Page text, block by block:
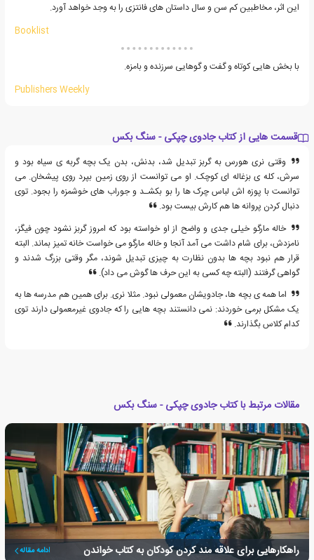
این اثر، مخاطبین کم سن و سال داستان های فانتزی را به وجد خواهد آورد.
Booklist
با بخش هایی کوتاه و گفت و گوهایی سرزنده و بامزه.
Publishers Weekly
قسمت هایی از کتاب جادوی چپکی - سنگ بکس
وقتی نری هورس به گربز تبدیل شد، بدنش، بدن یک بچه گربه ی سیاه بود و
سرش، کله ی بزغاله ای کوچک. او می توانست از روی زمین بپرد روی پیشخان. می
توانست با پوزه اش لباس چرک ها را بو بکشـد و جوراب های خوشمزه را بجود. توی
دنبال کردن پروانه ها هم کارش بیست بود.
خاله مارگو خیلی جدی و واضح از او خواسته بود که امروز گربز نشود چون فیگز،
نامزدش، برای شام داشت می آمد آنجا و خاله مارگو می خواست خانه تمیز بماند. البته
قرار هم نبود بچه ها بدون نظارت به چیزی تبدیل شوند، مگر وقتی بزرگ شدند و
گواهی گرفتند (البته چه کسی به این حرف ها گوش می داد).
اما همه ی بچه ها، جادویشان معمولی نبود. مثلا نری. برای همین هم مدرسه ها به
یک مشکل برمی خوردند: نمی دانستند بچه هایی را که جادوی غیرمعمولی دارند توی
کدام کلاس بگذارند.
مقالات مرتبط با کتاب جادوی چپکی - سنگ بکس
راهکارهایی برای علاقه مند کردن کودکان به کتاب خواندن ادامه مقاله